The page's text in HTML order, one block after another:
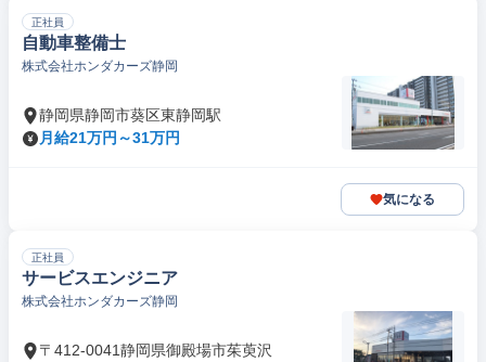
正社員
自動車整備士
株式会社ホンダカーズ静岡
静岡県静岡市葵区東静岡駅
月給21万円～31万円
気になる
正社員
サービスエンジニア
株式会社ホンダカーズ静岡
〒412-0041静岡県御殿場市茱萸沢